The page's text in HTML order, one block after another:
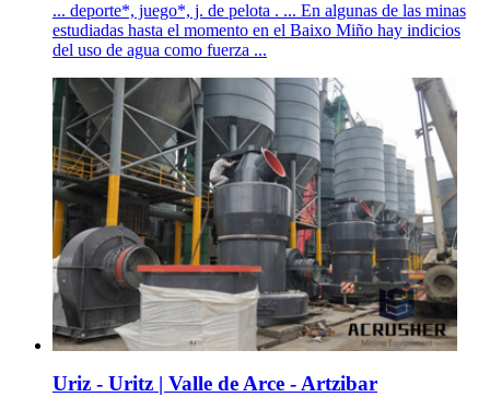
... deporte*, juego*, j. de pelota . ... En algunas de las minas
estudiadas hasta el momento en el Baixo Miño hay indicios
del uso de agua como fuerza ...
Uriz - Uritz | Valle de Arce - Artzibar